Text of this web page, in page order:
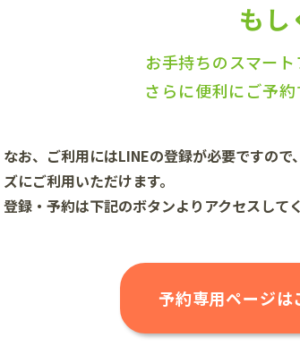
もし
お手持ちのスマート
さらに便利にご予約
なお、ご利用にはLINEの登録が必要ですの
ズにご利用いただけます。
登録・予約は下記のボタンよりアクセスして
予約専用ページは